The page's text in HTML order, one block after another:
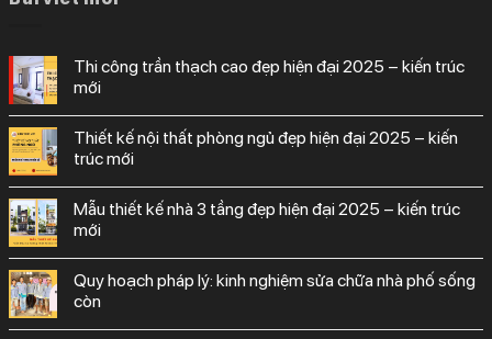
thi công trần thạch cao đẹp hiện đại 2025 – kiến trúc
mới
thiết kế nội thất phòng ngủ đẹp hiện đại 2025 – kiến
trúc mới
mẫu thiết kế nhà 3 tầng đẹp hiện đại 2025 – kiến trúc
mới
quy hoạch pháp lý: kinh nghiệm sửa chữa nhà phố sống
còn